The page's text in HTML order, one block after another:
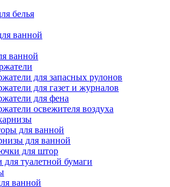
белья
ванной
ванной
для запасных рулонов
для газет и журналов
для фена
освежителя воздуха
для ванной
для ванной
для штор
для туалетной бумаги
ванной